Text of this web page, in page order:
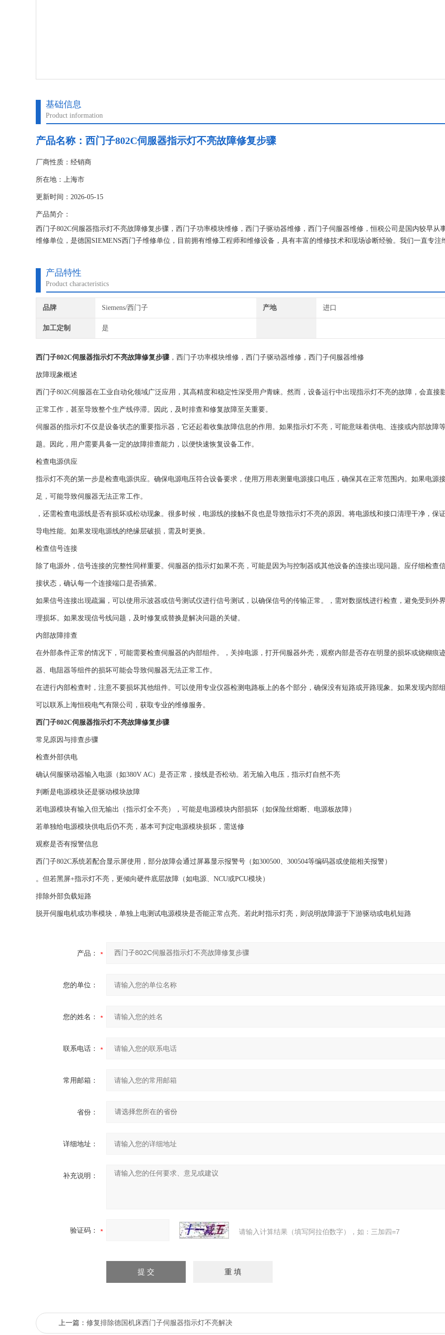
基础信息
Product information
产品名称： 西门子802C伺服器指示灯不亮故障修复步骤
厂商性质：经销商
所在地：上海市
更新时间：2026-05-15
产品简介：
西门子802C伺服器指示灯不亮故障修复步骤，西门子功率模块维修，西门子驱动器维修，西门子伺服器维修，恒税公司是国内较早从
维修单位，是德国SIEMENS西门子维修单位，目前拥有维修工程师和维修设备，具有丰富的维修技术和现场诊断经验。我们一直专注
产品特性
Product characteristics
品牌 Siemens/西门子 产地 进口
加工定制 是
西门子802C伺服器指示灯不亮故障修复步骤 ，西门子功率模块维修，西门子驱动器维修，西门子伺服器维修
故障现象概述
西门子802C伺服器在工业自动化领域广泛应用，其高精度和稳定性深受用户青睐。然而，设备运行中出现指示灯不亮的故障，会直接
正常工作，甚至导致整个生产线停滞。因此，及时排查和修复故障至关重要。
伺服器的指示灯不仅是设备状态的重要指示器，它还起着收集故障信息的作用。如果指示灯不亮，可能意味着供电、连接或内部故障
题。因此，用户需要具备一定的故障排查能力，以便快速恢复设备工作。
检查电源供应
指示灯不亮的第一步是检查电源供应。确保电源电压符合设备要求，使用万用表测量电源接口电压，确保其在正常范围内。如果电源
足，可能导致伺服器无法正常工作。
，还需检查电源线是否有损坏或松动现象。很多时候，电源线的接触不良也是导致指示灯不亮的原因。将电源线和接口清理干净，保
导电性能。如果发现电源线的绝缘层破损，需及时更换。
检查信号连接
除了电源外，信号连接的完整性同样重要。伺服器的指示灯如果不亮，可能是因为与控制器或其他设备的连接出现问题。应仔细检查
接状态，确认每一个连接端口是否插紧。
如果信号连接出现疏漏，可以使用示波器或信号测试仪进行信号测试，以确保信号的传输正常。，需对数据线进行检查，避免受到外
理损坏。如果发现信号线问题，及时修复或替换是解决问题的关键。
内部故障排查
在外部条件正常的情况下，可能需要检查伺服器的内部组件。，关掉电源，打开伺服器外壳，观察内部是否存在明显的损坏或烧糊痕
器、电阻器等组件的损坏可能会导致伺服器无法正常工作。
在进行内部检查时，注意不要损坏其他组件。可以使用专业仪器检测电路板上的各个部分，确保没有短路或开路现象。如果发现内部组
可以联系上海恒税电气有限公司，获取专业的维修服务。
西门子802C伺服器指示灯不亮故障修复步骤
‌常见原因与排查步骤‌
‌检查外部供电‌
确认伺服驱动器输入电源（如380V AC）是否正常，接线是否松动。若无输入电压，指示灯自然不亮‌‌
‌判断是电源模块还是驱动模块故障‌
若‌电源模块有输入但无输出‌（指示灯全不亮），可能是电源模块内部损坏（如保险丝熔断、电源板故障）‌‌
若‌单独给电源模块供电后仍不亮‌，基本可判定电源模块损坏，需送修‌‌
‌观察是否有报警信息‌
西门子802C系统若配合显示屏使用，部分故障会通过屏幕显示报警号（如300500、300504等编码器或使能相关报警）‌‌
。但若‌黑屏+指示灯不亮‌，更倾向硬件底层故障（如电源、NCU或PCU模块）‌‌
‌排除外部负载短路‌
脱开伺服电机或功率模块，单独上电测试电源模块是否能正常点亮。若此时指示灯亮，则说明故障源于下游驱动或电机短路‌‌
产品：
您的单位：
您的姓名：
联系电话：
常用邮箱：
省份：
详细地址：
补充说明：
验证码： 请输入计算结果（填写阿拉伯数字），如：三加四=7
上一篇： 修复排除德国机床西门子伺服器指示灯不亮解决